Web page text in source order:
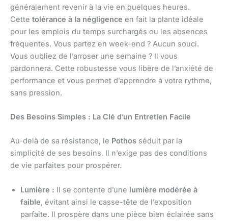
généralement revenir à la vie en quelques heures.
Cette tolérance à la négligence en fait la plante idéale
pour les emplois du temps surchargés ou les absences
fréquentes. Vous partez en week-end ? Aucun souci.
Vous oubliez de l’arroser une semaine ? Il vous
pardonnera. Cette robustesse vous libère de l’anxiété de
performance et vous permet d’apprendre à votre rythme,
sans pression.
Des Besoins Simples : La Clé d’un Entretien Facile
Au-delà de sa résistance, le Pothos séduit par la
simplicité de ses besoins. Il n’exige pas des conditions
de vie parfaites pour prospérer.
Lumière : Il se contente d’une lumière modérée à
faible, évitant ainsi le casse-tête de l’exposition
parfaite. Il prospère dans une pièce bien éclairée sans